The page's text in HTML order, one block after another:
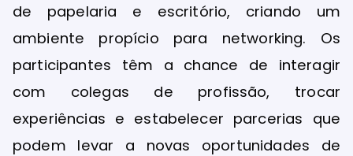
de papelaria e escritório, criando um
ambiente propício para networking. Os
participantes têm a chance de interagir
com colegas de profissão, trocar
experiências e estabelecer parcerias que
podem levar a novas oportunidades de